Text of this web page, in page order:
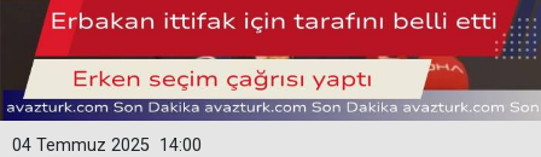
14:00
04 Temmuz 2025